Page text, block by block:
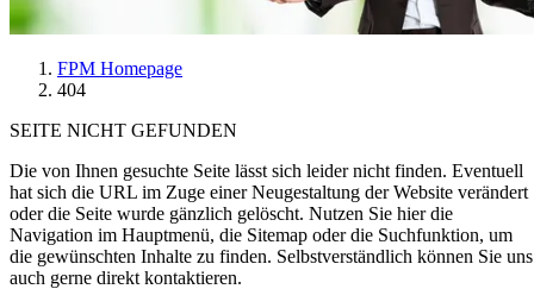
FPM Homepage
404
SEITE NICHT GEFUNDEN
Die von Ihnen gesuchte Seite lässt sich leider nicht finden. Eventuell
hat sich die URL im Zuge einer Neugestaltung der Website verändert
oder die Seite wurde gänzlich gelöscht. Nutzen Sie hier die
Navigation im Hauptmenü, die Sitemap oder die Suchfunktion, um
die gewünschten Inhalte zu finden. Selbstverständlich können Sie uns
auch gerne direkt kontaktieren.